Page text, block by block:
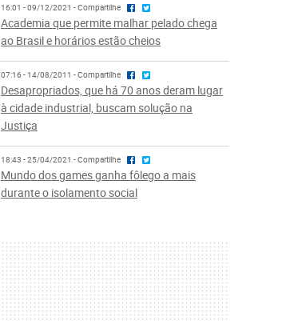
16:01 - 09/12/2021 - Compartilhe
Academia que permite malhar pelado chega
ao Brasil e horários estão cheios
07:16 - 14/08/2011 - Compartilhe
Desapropriados, que há 70 anos deram lugar
à cidade industrial, buscam solução na
Justiça
18:43 - 25/04/2021 - Compartilhe
Mundo dos games ganha fôlego a mais
durante o isolamento social